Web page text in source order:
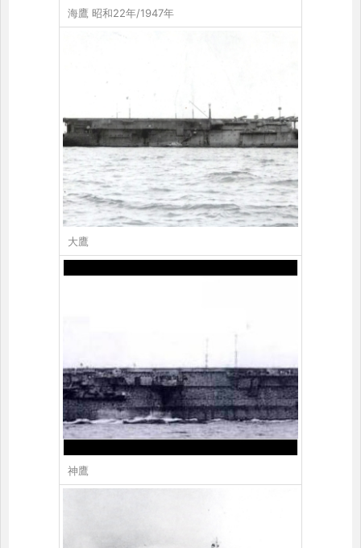
海鷹 昭和22年/1947年
大鷹
神鷹